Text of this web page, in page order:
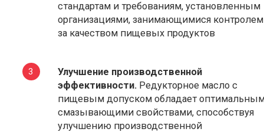
стандартам и требованиям, установленным
организациями, занимающимися контролем
за качеством пищевых продуктов
Улучшение производственной
эффективности. Редукторное масло с
пищевым допуском обладает
смазывающими свойствами, способствуя
улучшению производственной